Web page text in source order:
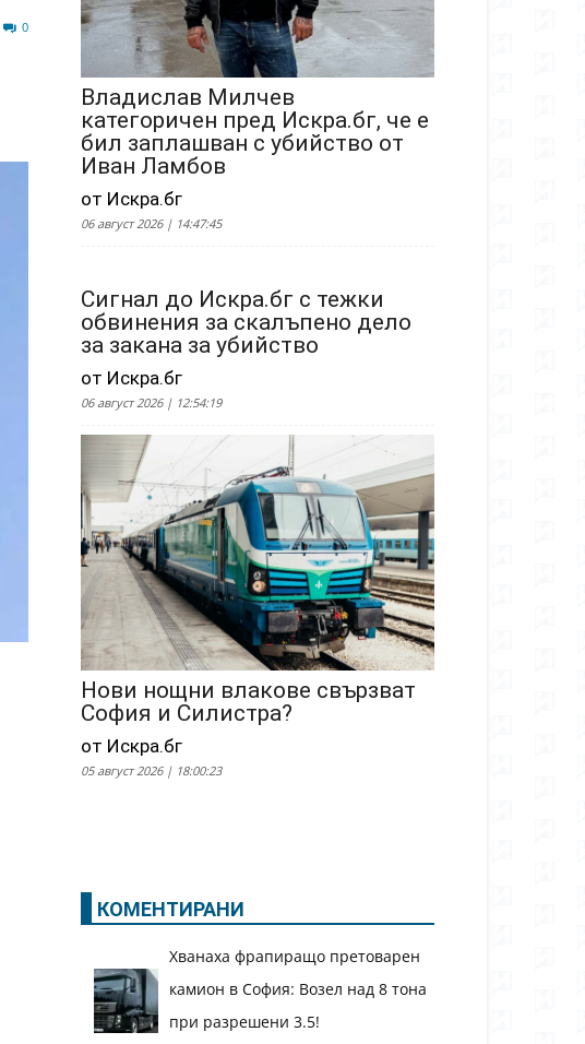
0
Владислав Милчев
категоричен пред Искра.бг, че е
бил заплашван с убийство от
Иван Ламбов
от Искра.бг
06 август 2026 | 14:47:45
Сигнал до Искра.бг с тежки
обвинения за скалъпено дело
за закана за убийство
от Искра.бг
06 август 2026 | 12:54:19
Нови нощни влакове свързват
София и Силистра?
от Искра.бг
05 август 2026 | 18:00:23
КОМЕНТИРАНИ
Хванаха фрапиращо претоварен
камион в София: Возел над 8 тона
при разрешени 3.5!